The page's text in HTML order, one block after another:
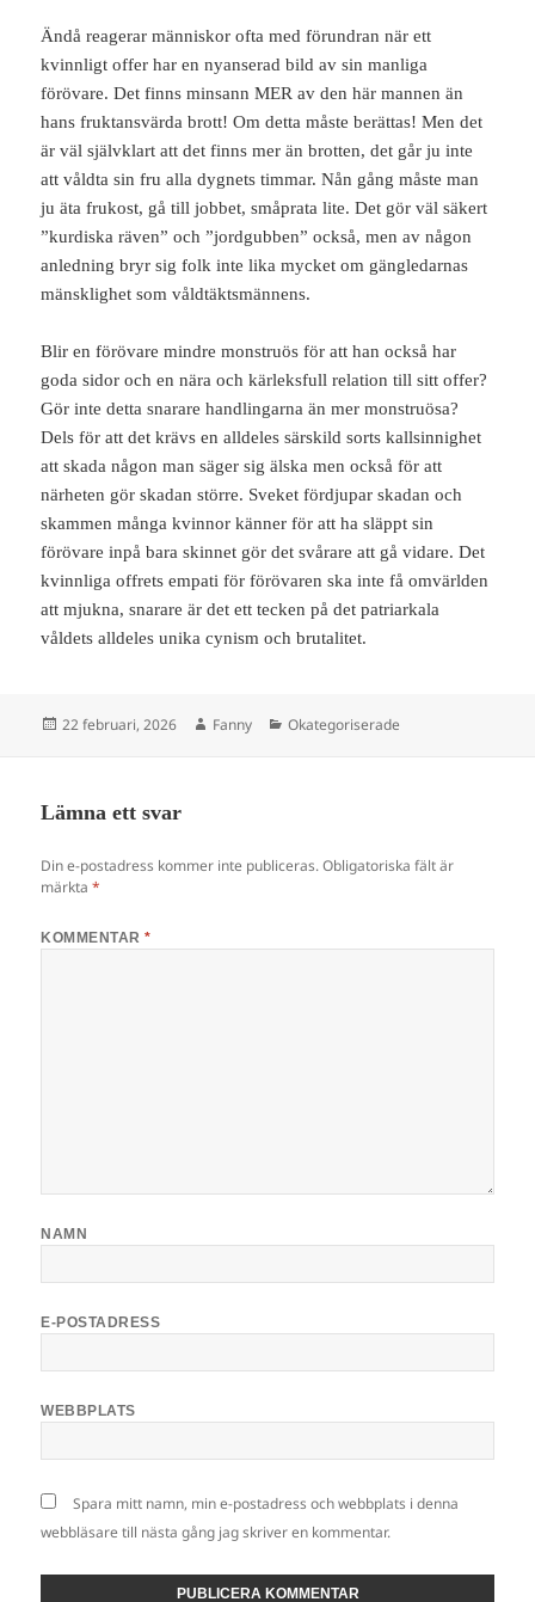
Ändå reagerar människor ofta med förundran när ett
kvinnligt offer har en nyanserad bild av sin manliga
förövare. Det finns minsann MER av den här mannen än
hans fruktansvärda brott! Om detta måste berättas! Men det
är väl självklart att det finns mer än brotten, det går ju inte
att våldta sin fru alla dygnets timmar. Nån gång måste man
ju äta frukost, gå till jobbet, småprata lite. Det gör väl säkert
”kurdiska räven” och ”jordgubben” också, men av någon
anledning bryr sig folk inte lika mycket om gängledarnas
mänsklighet som våldtäktsmännens.
Blir en förövare mindre monstruös för att han också har
goda sidor och en nära och kärleksfull relation till sitt offer?
Gör inte detta snarare handlingarna än mer monstruösa?
Dels för att det krävs en alldeles särskild sorts kallsinnighet
att skada någon man säger sig älska men också för att
närheten gör skadan större. Sveket fördjupar skadan och
skammen många kvinnor känner för att ha släppt sin
förövare inpå bara skinnet gör det svårare att gå vidare. Det
kvinnliga offrets empati för förövaren ska inte få omvärlden
att mjukna, snarare är det ett tecken på det patriarkala
våldets alldeles unika cynism och brutalitet.
Postat
22 februari, 2026 Författare
Fanny Kategorier
Okategoriserade
Lämna ett svar
Din e-postadress kommer inte publiceras. Obligatoriska fält är
märkta*
KOMMENTAR*
NAMN
E-POSTADRESS
WEBBPLATS
Spara mitt namn, min e-postadress och webbplats i denna
webbläsare till nästa gång jag skriver en kommentar.